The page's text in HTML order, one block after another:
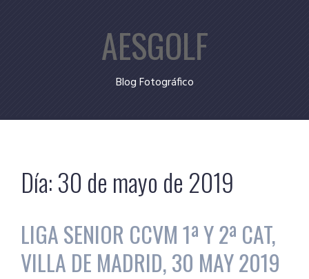
AESGOLF
Blog Fotográfico
Día:30 de mayo de 2019
LIGA SENIOR CCVM 1ª Y 2ª CAT,
VILLA DE MADRID, 30 MAY 2019